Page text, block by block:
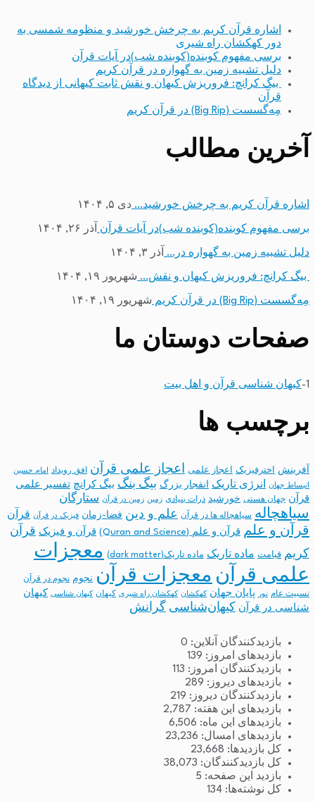
اشاره قرآن کریم به چرخش خورشید و منظومه شمسی به
دور کهکشان راه شیری
برسی مفهوم کوبنده(کوبنده شب)در آیات قرآن
دلیل تشبیه زمین به گهواره در قرآن کریم
بیگ کرانچ: فروریزش کیهان و نقش ثابت کیهانی از دیدگاه
قرآن
مِه‌گسست (Big Rip) در قرآن کریم
آخرین مطالب
اشاره قرآن کریم به چرخش خورشید… دی ۵, ۱۴۰۴
برسی مفهوم کوبنده(کوبنده شب)در آیات قرآن آذر ۲۶, ۱۴۰۴
دلیل تشبیه زمین به گهواره در… آذر ۳, ۱۴۰۴
بیگ کرانچ: فروریزش کیهان و نقش… شهریور ۱۹, ۱۴۰۴
مِه‌گسست (Big Rip) در قرآن کریم شهریور ۱۹, ۱۴۰۴
صفحات دوستان ما
1- کیهان شناسی قرآن و اهل بیت
برچسب ها
آفرینش اخترفیزیک اعجاز علمی اعجاز علمی قرآن افق رویداد امام حسین
انبساط جهان انرژی تاریک انفجار بزرگ بیگ بنگ بیگ کرانچ تفسیر علمی
قرآن جهان هستی خورشید ذرات بنیادی زمین زمین در قرآن ستارگان
سیاهچاله سیاهچاله ها در قرآن علم و دین فضا-زمان فیزیک در قرآن قرآن
قرآن و علم قرآن و علم (Quran and Science) قرآن و فیزیک قرآن
کریم قیامت ماده تاریک ماده تاریک(dark matter)
معجزات
علمی قرآن معجزات قرآن نجوم نجوم در قرآن
نسبیت عام نور پایان جهان کهکشان کهکشان راه شیری کیهان کیهان شناسی
کیهان
شناسی در قرآن
کیهان‌شناسی گرانش
بازدیدکنندگان آنلاین: 0
بازدیدهای امروز: 139
بازدیدکنندگان امروز: 113
بازدیدهای دیروز: 289
بازدیدکنندگان دیروز: 219
بازدیدهای این هفته: 2,787
بازدیدهای این ماه: 6,506
بازدیدهای امسال: 23,236
کل بازدیدها: 23,668
کل بازدیدکنند‌گان: 38,073
بازدید این صفحه: 5
کل نوشته‌ها: 134